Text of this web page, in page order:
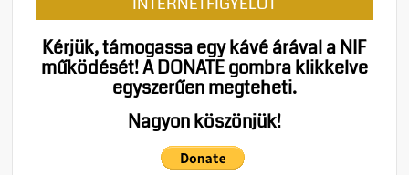
Kérjük, támogassa egy kávé árával a NIF
működését!A DONATE gombra klikkelve
egyszerűen megteheti.
Nagyon köszönjük!